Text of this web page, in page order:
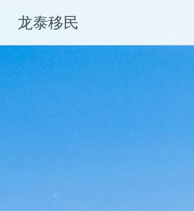
content
龙泰移民